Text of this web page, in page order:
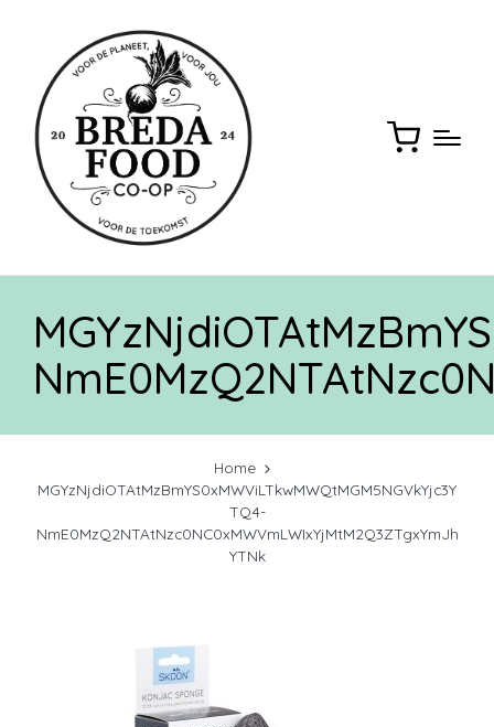
Home
MGYzNjdiOTAtMzBmYS0xMWViLTkwMWQtMGM5NGVkYjc3Y
TQ4-
NmE0MzQ2NTAtNzc0NC0xMWVmLWIxYjMtM2Q3ZTgxYmJh
YTNk